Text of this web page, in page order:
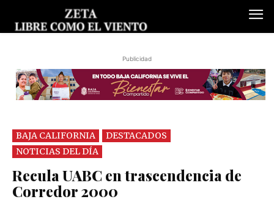
Publicidad
BAJA CALIFORNIA
DESTACADOS
NOTICIAS DEL DÍA
Recula UABC en trascendencia de
Corredor 2000